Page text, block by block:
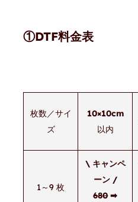
①DTF料金表
枚数／サイ
ズ
10×10cm
以内
1～9 枚
\ キャンペ
ーン/
680➡